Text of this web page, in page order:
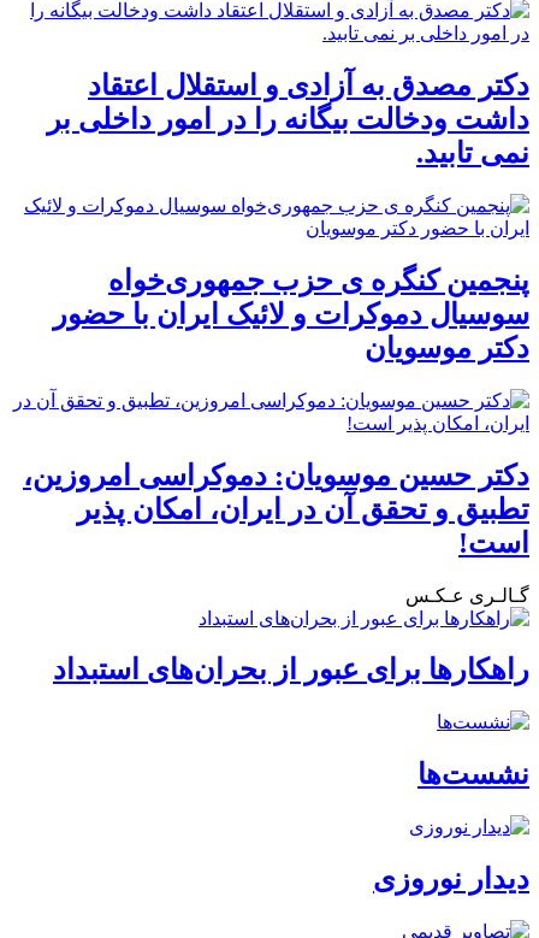
دکتر مصدق به آزادی و استقلال اعتقاد
داشت ودخالت بیگانه را در امور داخلی بر
نمی تابید.
پنجمین کنگره ی حزب جمهوری‌خواه
سوسیال دموکرات و لائیک ایران با حضور
دکتر موسویان
دکتر حسین موسویان: دموکراسی امروزین،
تطبیق و تحقق آن در ایران، امکان پذیر
است!
گـالـری عـکـس
راهکارها برای عبور از بحران‌های استبداد
نشست‌ها
دیدار نوروزی